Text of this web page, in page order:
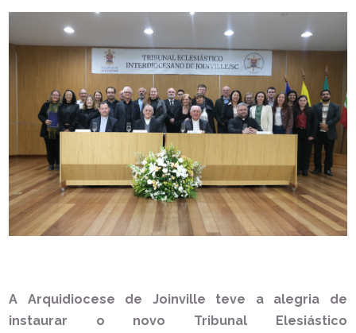
A Arquidiocese de Joinville teve a alegria de
instaurar o novo Tribunal Elesiástico